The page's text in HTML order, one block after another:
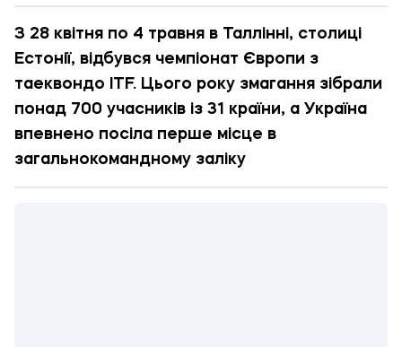
З 28 квітня по 4 травня в Таллінні, столиці
Естонії, відбувся чемпіонат Європи з
таеквондо ITF. Цього року змагання зібрали
понад 700 учасників із 31 країни, а Україна
впевнено посіла перше місце в
загальнокомандному заліку